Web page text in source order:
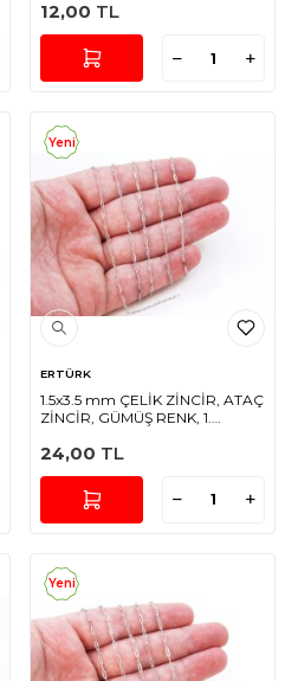
12,00 TL
Yeni
ERTÜRK
1.5x3.5 mm ÇELİK ZİNCİR, ATAÇ
ZİNCİR, GÜMÜŞ RENK, 1.
24,00 TL
Yeni